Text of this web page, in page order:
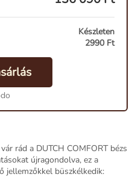
Készleten
2990 Ft
rád a DUTCH COMFORT bézs
újragondolva, ez a
jellemzőkkel büszkélkedik: